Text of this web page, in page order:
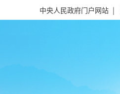
中央人民政府门户网站 |